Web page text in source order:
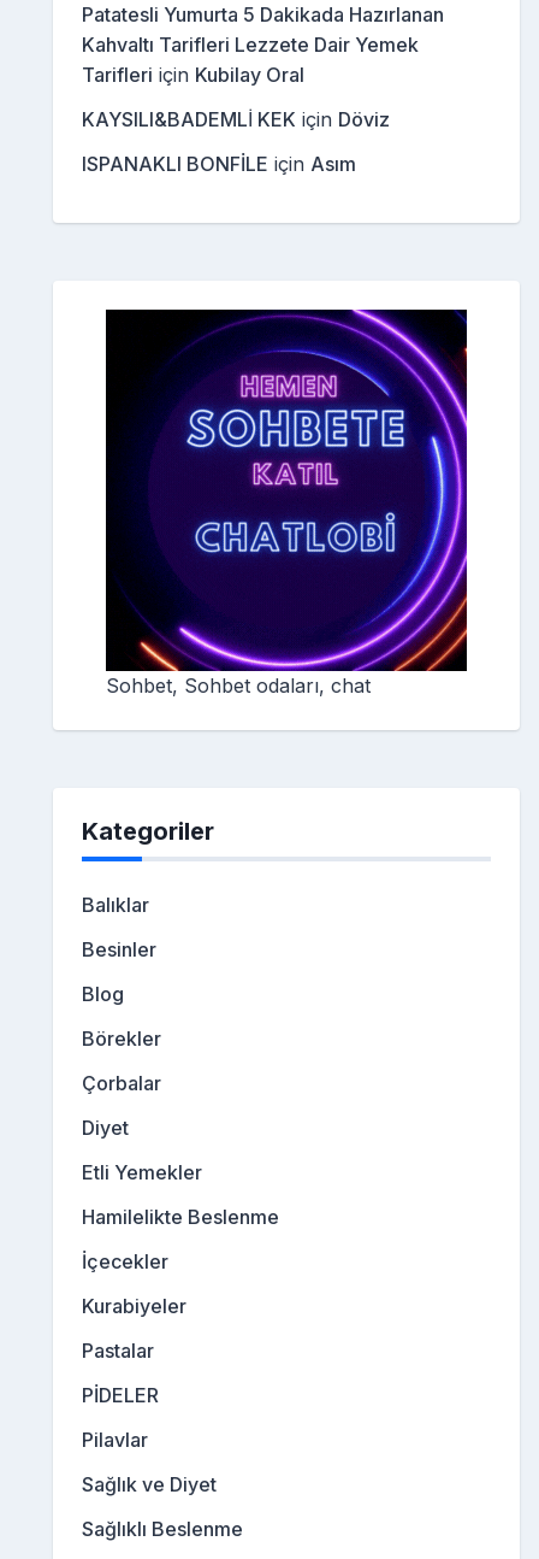
Patatesli Yumurta 5 Dakikada Hazırlanan
Kahvaltı Tarifleri Lezzete Dair Yemek
Tarifleri için Kubilay Oral
KAYSILI&BADEMLİ KEK için Döviz
ISPANAKLI BONFİLE için Asım
Sohbet, Sohbet odaları, chat
Kategoriler
Balıklar
Besinler
Blog
Börekler
Çorbalar
Diyet
Etli Yemekler
Hamilelikte Beslenme
İçecekler
Kurabiyeler
Pastalar
PİDELER
Pilavlar
Sağlık ve Diyet
Sağlıklı Beslenme